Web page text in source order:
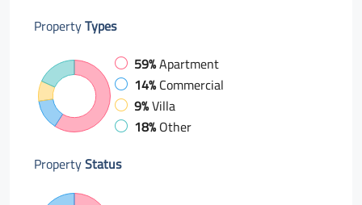
PropertyTypes
59%Apartment
14%Commercial
9%Villa
18%Other
PropertyStatus